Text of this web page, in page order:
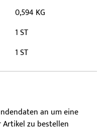
0,594 KG
1 ST
1 ST
an um eine
zu bestellen